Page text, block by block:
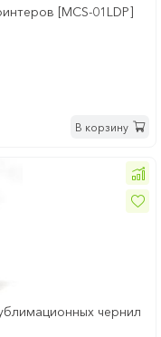
[MCS-01LDP]
В корзину
чернил